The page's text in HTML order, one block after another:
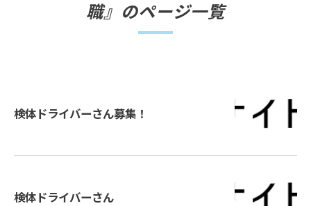
職』のページ一覧
検体ドライバーさん募集！
検体ドライバーさん